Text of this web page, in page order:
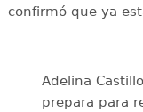
confirmó que ya
Adelina
prepara para